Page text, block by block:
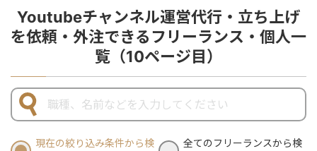
Youtubeチャンネル運営代行・立ち上げ
を依頼・外注できるフリーランス・個人一
覧（10ページ目）
現在の絞り込み条件から検
全てのフリーランスから検